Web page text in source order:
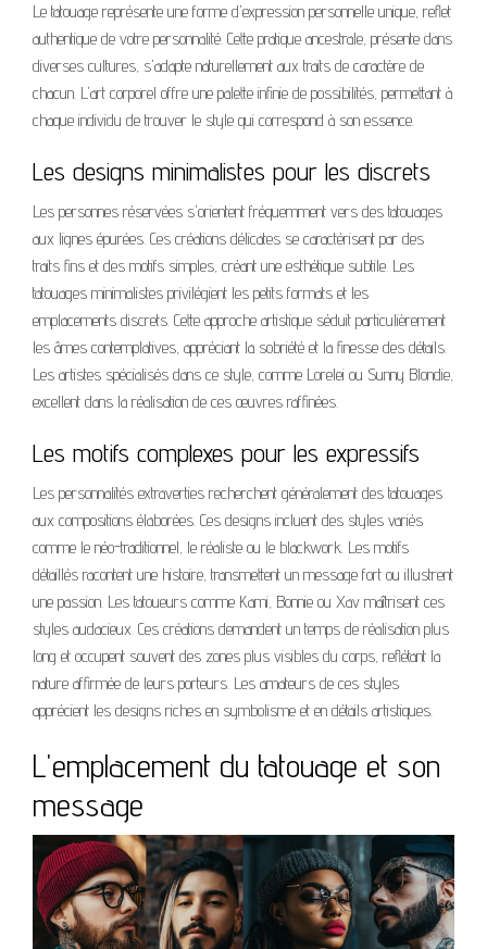
Le tatouage représente une forme d'expression personnelle unique, reflet
authentique de votre personnalité. Cette pratique ancestrale, présente dans
diverses cultures, s'adapte naturellement aux traits de caractère de
chacun. L'art corporel offre une palette infinie de possibilités, permettant à
chaque individu de trouver le style qui correspond à son essence.
Les designs minimalistes pour les discrets
Les personnes réservées s'orientent fréquemment vers des tatouages
aux lignes épurées. Ces créations délicates se caractérisent par des
traits fins et des motifs simples, créant une esthétique subtile. Les
tatouages minimalistes privilégient les petits formats et les
emplacements discrets. Cette approche artistique séduit particulièrement
les âmes contemplatives, appréciant la sobriété et la finesse des détails.
Les artistes spécialisés dans ce style, comme Lorelei ou Sunny Blondie,
excellent dans la réalisation de ces œuvres raffinées.
Les motifs complexes pour les expressifs
Les personnalités extraverties recherchent généralement des tatouages
aux compositions élaborées. Ces designs incluent des styles variés
comme le néo-traditionnel, le réaliste ou le blackwork. Les motifs
détaillés racontent une histoire, transmettent un message fort ou illustrent
une passion. Les tatoueurs comme Kami, Bonnie ou Xav maîtrisent ces
styles audacieux. Ces créations demandent un temps de réalisation plus
long et occupent souvent des zones plus visibles du corps, reflétant la
nature affirmée de leurs porteurs. Les amateurs de ces styles
apprécient les designs riches en symbolisme et en détails artistiques.
L'emplacement du tatouage et son
message